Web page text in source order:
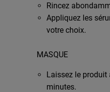
Rincez
Appliquez les
votre choix.
MASQUE
Laissez le produit
minutes.